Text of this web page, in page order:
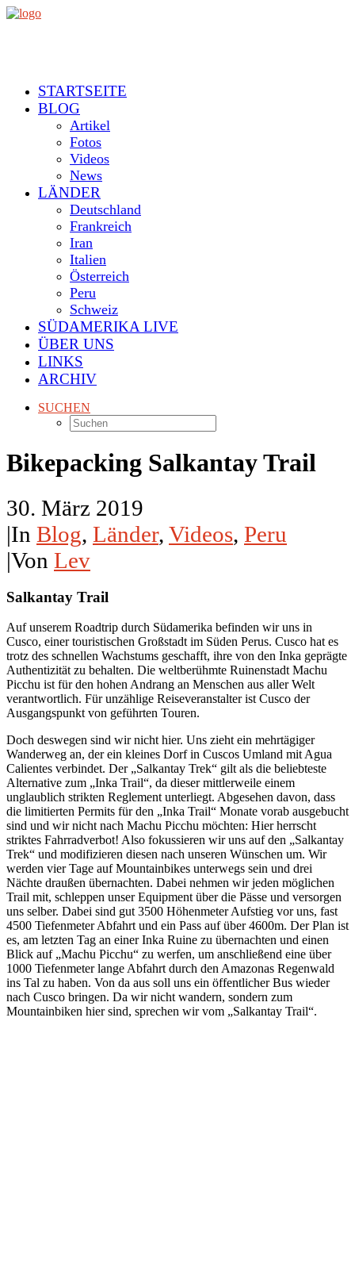
STARTSEITE
BLOG
Artikel
Fotos
Videos
News
LÄNDER
Deutschland
Frankreich
Iran
Italien
Österreich
Peru
Schweiz
SÜDAMERIKA LIVE
ÜBER UNS
LINKS
ARCHIV
SUCHEN
Bikepacking Salkantay Trail
30. März 2019
|In Blog, Länder, Videos, Peru
|Von Lev
Salkantay Trail
Auf unserem Roadtrip durch Südamerika befinden wir uns in
Cusco, einer touristischen Großstadt im Süden Perus. Cusco hat es
trotz des schnellen Wachstums geschafft, ihre von den Inka geprägte
Authentizität zu behalten. Die weltberühmte Ruinenstadt Machu
Picchu ist für den hohen Andrang an Menschen aus aller Welt
verantwortlich. Für unzählige Reiseveranstalter ist Cusco der
Ausgangspunkt von geführten Touren.
Doch deswegen sind wir nicht hier. Uns zieht ein mehrtägiger
Wanderweg an, der ein kleines Dorf in Cuscos Umland mit Agua
Calientes verbindet. Der „Salkantay Trek“ gilt als die beliebteste
Alternative zum „Inka Trail“, da dieser mittlerweile einem
unglaublich strikten Reglement unterliegt. Abgesehen davon, dass
die limitierten Permits für den „Inka Trail“ Monate vorab ausgebucht
sind und wir nicht nach Machu Picchu möchten: Hier herrscht
striktes Fahrradverbot! Also fokussieren wir uns auf den „Salkantay
Trek“ und modifizieren diesen nach unseren Wünschen um. Wir
werden vier Tage auf Mountainbikes unterwegs sein und drei
Nächte draußen übernachten. Dabei nehmen wir jeden möglichen
Trail mit, schleppen unser Equipment über die Pässe und versorgen
uns selber. Dabei sind gut 3500 Höhenmeter Aufstieg vor uns, fast
4500 Tiefenmeter Abfahrt und ein Pass auf über 4600m. Der Plan ist
es, am letzten Tag an einer Inka Ruine zu übernachten und einen
Blick auf „Machu Picchu“ zu werfen, um anschließend eine über
1000 Tiefenmeter lange Abfahrt durch den Amazonas Regenwald
ins Tal zu haben. Von da aus soll uns ein öffentlicher Bus wieder
nach Cusco bringen. Da wir nicht wandern, sondern zum
Mountainbiken hier sind, sprechen wir vom „Salkantay Trail“.